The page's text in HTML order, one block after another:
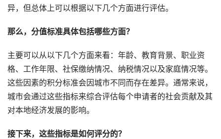
异，但总体上可以根据以下几个方面进行评估。
那么，分值标准具体包括哪些方面？
主要可以从以下几个方面来看：年龄、教育背景、职业资
格、工作年限、社保缴纳情况、纳税情况以及家庭情况等。
这些因素的积分标准会因城市不同而存在差异。通常来说，
城市会通过这些指标来综合评估每个申请者的社会贡献及其
对本地经济发展的影响。
接下来，这些指标是如何评分的？